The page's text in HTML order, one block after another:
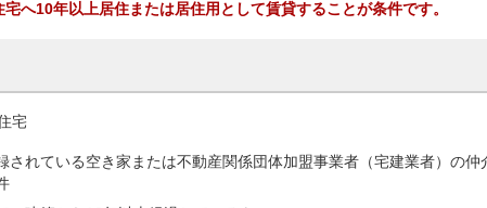
へ10年以上居住または居住用として賃貸することが条件です。
宅
されている空き家または不動産関係団体加盟事業者（宅建業者）の仲